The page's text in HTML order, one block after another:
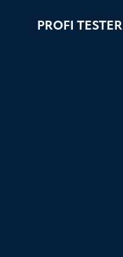
PROFI TESTER